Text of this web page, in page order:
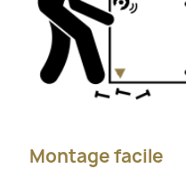
Montage facile